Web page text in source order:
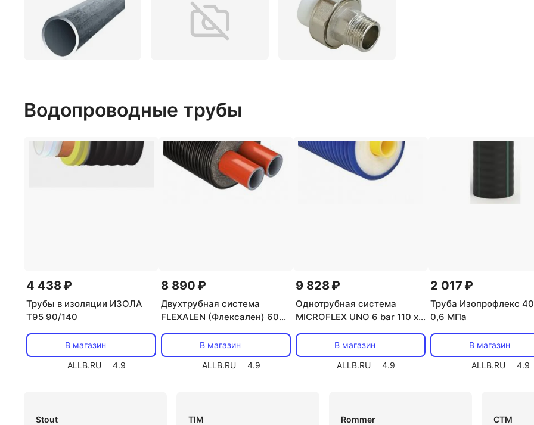
Водопроводные трубы
4 438 ₽
Трубы в изоляции ИЗОЛА
Т95 90/140
В магазин
ALLB.RU
4.9
8 890 ₽
Двухтрубная система
FLEXALEN (Флексален) 600
В магазин
ALLB.RU
4.9
9 828 ₽
Однотрубная система
MICROFLEX UNO 6 bar 110 х
В магазин
ALLB.RU
4.9
2 017 ₽
Труба Изопрофлекс
0,6 МПа
В магазин
ALLB.RU
4.9
Stout TIM Rommer CTM